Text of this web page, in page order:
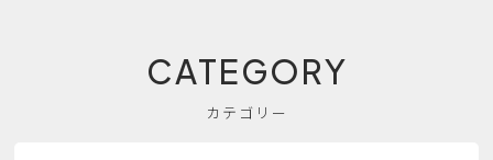
CATEGORY
カテゴリー